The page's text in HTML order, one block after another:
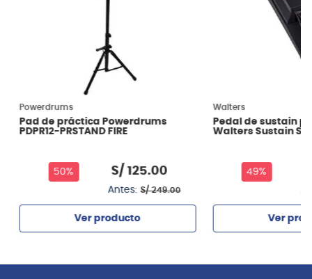
Powerdrums
Pad de práctica Powerdrums
PDPR12-PRSTAND FIRE
50% S/ 125.00
Antes: S/ 249.00
Ver producto
Walters
Pedal de sustain
Walters Sustain SV
49%
Ver